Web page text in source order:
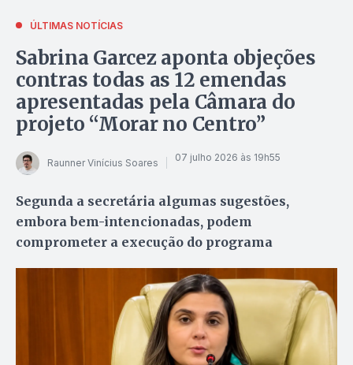
ÚLTIMAS NOTÍCIAS
Sabrina Garcez aponta objeções
contras todas as 12 emendas
apresentadas pela Câmara do
projeto “Morar no Centro”
Raunner Vinícius Soares 07 julho 2026 às 19h55
Segunda a secretária algumas sugestões,
embora bem-intencionadas, podem
comprometer a execução do programa